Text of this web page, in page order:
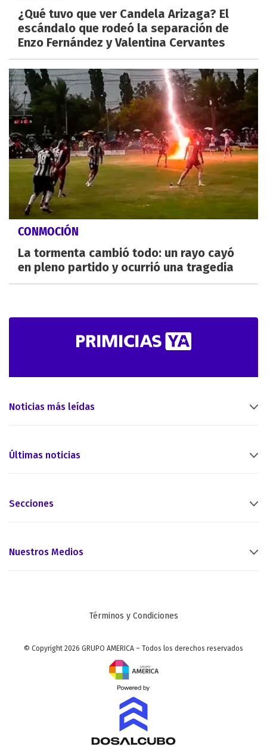
¿Qué tuvo que ver Candela Arizaga? El
escándalo que rodeó la separación de
Enzo Fernández y Valentina Cervantes
CONMOCIÓN
La tormenta cambió todo: un rayo cayó
en pleno partido y ocurrió una tragedia
Noticias más leídas
Últimas noticias
Secciones
Nuestros Medios
Términos y Condiciones
© Copyright 2026 GRUPO AMERICA – Todos los derechos reservados